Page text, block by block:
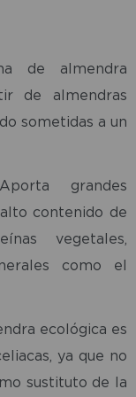
de almendra
de almendras
sometidas a un
grandes
contenido de
vegetales,
como el
ecológica es
ya que no
sustituto de la